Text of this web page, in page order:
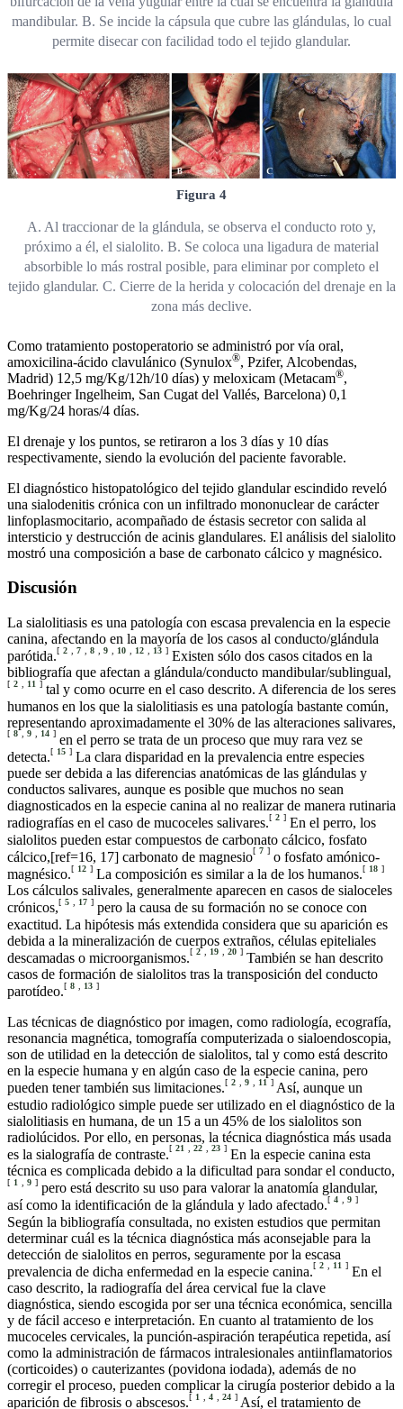
mandibular. B. Se incide la cápsula que cubre las glándulas, lo cual
permite disecar con facilidad todo el tejido glandular.
Figura 4
A. Al traccionar de la glándula, se observa el conducto roto y,
próximo a él, el sialolito. B. Se coloca una ligadura de material
absorbible lo más rostral posible, para eliminar por completo el
tejido glandular. C. Cierre de la herida y colocación del drenaje en la
zona más declive.
Como tratamiento postoperatorio se administró por vía oral,
amoxicilina-ácido clavulánico (Synulox®, Pzifer, Alcobendas,
Madrid) 12,5 mg/Kg/12h/10 días) y meloxicam (Metacam®,
Boehringer Ingelheim, San Cugat del Vallés, Barcelona) 0,1
mg/Kg/24 horas/4 días.
El drenaje y los puntos, se retiraron a los 3 días y 10 días
respectivamente, siendo la evolución del paciente favorable.
El diagnóstico histopatológico del tejido glandular escindido reveló
una sialodenitis crónica con un infiltrado mononuclear de carácter
linfoplasmocitario, acompañado de éstasis secretor con salida al
intersticio y destrucción de acinis glandulares. El análisis del sialolito
mostró una composición a base de carbonato cálcico y magnésico.
Discusión
La sialolitiasis es una patología con escasa prevalencia en la especie
canina, afectando en la mayoría de los casos al conducto/glándula
parótida.[ 2 7 8 9 10 12 13 ] Existen sólo dos casos citados en la
bibliografía que afectan a glándula/conducto mandibular/sublingual,
[ 2 11 ] tal y como ocurre en el caso descrito. A diferencia de los seres
humanos en los que la sialolitiasis es una patología bastante común,
representando aproximadamente el 30% de las alteraciones salivares,
[ 8 , 9 , 14 ] en el perro se trata de un proceso que muy rara vez se
detecta.[ 15 ] La clara disparidad en la prevalencia entre especies
puede ser debida a las diferencias anatómicas de las glándulas y
conductos salivares, aunque es posible que muchos no sean
diagnosticados en la especie canina al no realizar de manera rutinaria
radiografías en el caso de mucoceles salivares.[ 2 ] En el perro, los
sialolitos pueden estar compuestos de carbonato cálcico, fosfato
cálcico,[ref=16, 17] carbonato de magnesio[ 7 ] o fosfato amónico-
magnésico.[ 12 ] La composición es similar a la de los humanos.[ 18 ]
Los cálculos salivales, generalmente aparecen en casos de sialoceles
crónicos,[ 5 17 ] pero la causa de su formación no se conoce con
exactitud. La hipótesis más extendida considera que su aparición es
debida a la mineralización de cuerpos extraños, células epiteliales
descamadas o microorganismos.[ 2 , 19 , 20 ] También se han descrito
casos de formación de sialolitos tras la transposición del conducto
parotídeo.[ 8 13 ]
Las técnicas de diagnóstico por imagen, como radiología, ecografía,
resonancia magnética, tomografía computerizada o sialoendoscopia,
son de utilidad en la detección de sialolitos, tal y como está descrito
en la especie humana y en algún caso de la especie canina, pero
pueden tener también sus limitaciones.[ 2 9 11 ] Así, aunque un
estudio radiológico simple puede ser utilizado en el diagnóstico de la
sialolitiasis en humana, de un 15 a un 45% de los sialolitos son
radiolúcidos. Por ello, en personas, la técnica diagnóstica más usada
es la sialografía de contraste.[ 21 , 22 , 23 ] En la especie canina esta
técnica es complicada debido a la dificultad para sondar el conducto,
[ 1 9 ] pero está descrito su uso para valorar la anatomía glandular,
así como la identificación de la glándula y lado afectado.[ 4 9 ]
Según la bibliografía consultada, no existen estudios que permitan
determinar cuál es la técnica diagnóstica más aconsejable para la
detección de sialolitos en perros, seguramente por la escasa
prevalencia de dicha enfermedad en la especie canina.[ 2 11 ] En el
caso descrito, la radiografía del área cervical fue la clave
diagnóstica, siendo escogida por ser una técnica económica, sencilla
y de fácil acceso e interpretación. En cuanto al tratamiento de los
mucoceles cervicales, la punción-aspiración terapéutica repetida, así
como la administración de fármacos intralesionales antiinflamatorios
(corticoides) o cauterizantes (povidona iodada), además de no
corregir el proceso, pueden complicar la cirugía posterior debido a la
aparición de fibrosis o abscesos.[ 1 4 24 ] Así, el tratamiento de